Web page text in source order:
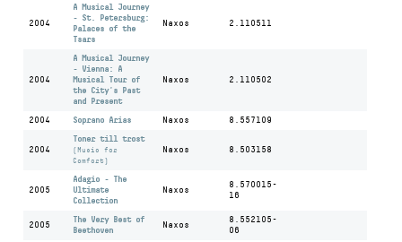
2004
A Musical Journey
- St. Petersburg:
Palaces of the
Tsars
Naxos 2.110511
2004
A Musical Journey
- Vienna: A
Musical Tour of
the City's Past
and Present
Naxos 2.110502
2004 Soprano Arias Naxos 8.557109
2004
Toner till trost
(Music for
Comfort)
Naxos 8.503158
2005
Adagio - The
Ultimate
Collection
Naxos
8.570015-
16
2005
The Very Best of
Beethoven
Naxos
8.552105-
06